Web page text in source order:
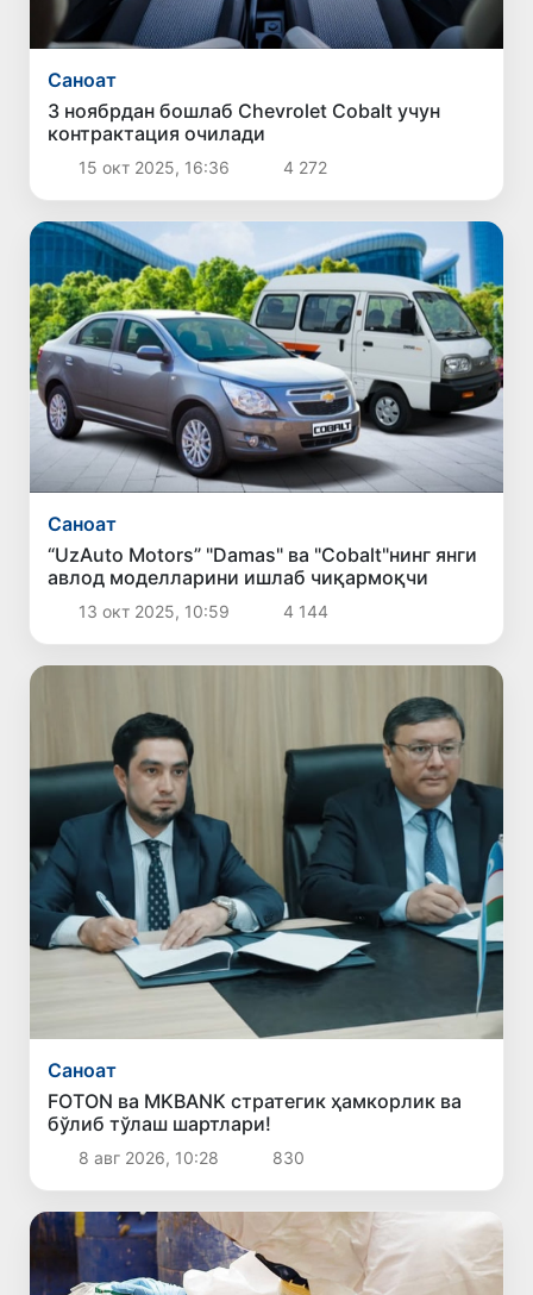
Саноат
3 ноябрдан бошлаб Chevrolet Cobalt учун
контрактация очилади
15 окт 2025, 16:36 4 272
Саноат
“UzAuto Motors” "Damas" ва "Cobalt"нинг янги
авлод моделларини ишлаб чиқармоқчи
13 окт 2025, 10:59 4 144
Саноат
FOTON ва MKBANK стратегик ҳамкорлик ва
бўлиб тўлаш шартлари!
8 авг 2026, 10:28 830